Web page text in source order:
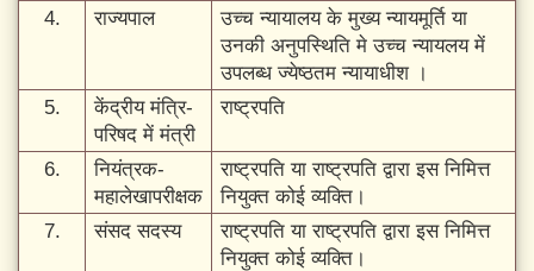
4. राज्यपाल
उच्च न्यायालय के मुख्य न्यायमूर्ति या
उनकी अनुपस्थिति मे उच्च न्यायलय में
उपलब्ध ज्येष्ठतम न्यायाधीश ।
5.
केंद्रीय मंत्रि-
परिषद में मंत्री
राष्ट्रपति
6.
नियंत्रक-
महालेखापरीक्षक
राष्ट्रपति या राष्ट्रपति द्वारा इस निमित्त
नियुक्त कोई व्यक्ति।
7.
संसद सदस्य
राष्ट्रपति या राष्ट्रपति द्वारा इस निमित्त
नियुक्त कोई व्यक्ति।